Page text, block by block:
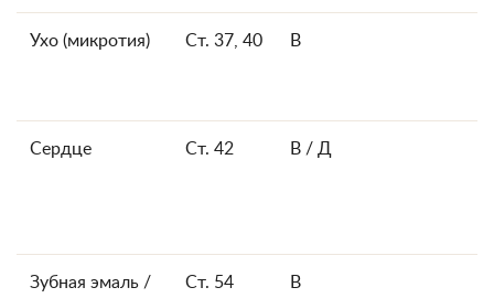
Ухо (микротия) Ст. 37, 40 В
Сердце Ст. 42 В / Д
Зубная эмаль /
Ст. 54 В